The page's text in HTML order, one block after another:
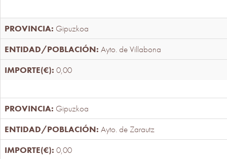
Gipuzkoa
Ayto. de Villabona
0,00
Gipuzkoa
Ayto. de Zarautz
0,00